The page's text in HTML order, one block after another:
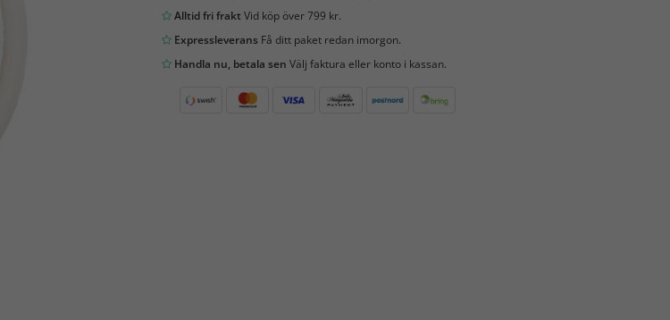
Alltid fri fraktVid köp över 799 kr.
ExpressleveransFå ditt paket redan imorgon.
Handla nu, betala sen Välj faktura eller konto i kassan.